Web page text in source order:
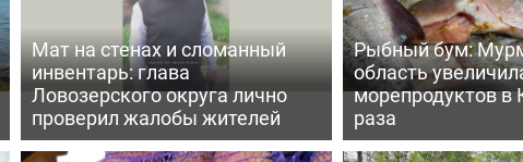
Мат на стенах и сломанный
инвентарь: глава
Ловозерского округа лично
проверил жалобы жителей
Рыбный бум:
область
морепродуктов в
раза